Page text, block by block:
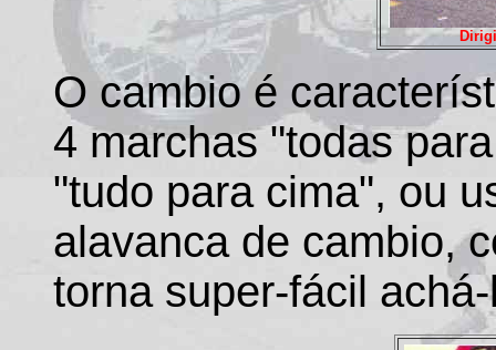
O cambio é
4 marchas "todas
"tudo para cima", ou
alavanca de cambio,
torna super-fácil